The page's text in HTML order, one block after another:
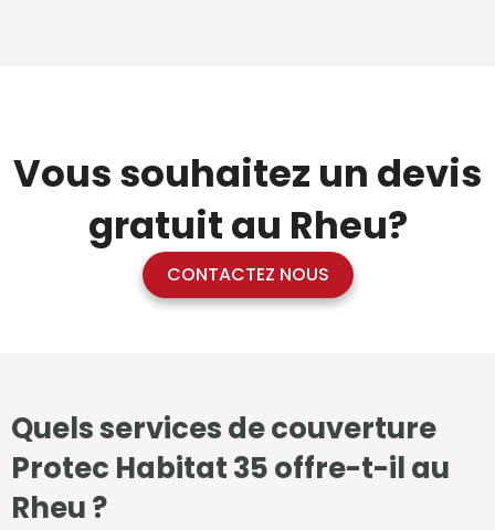
Vous souhaitez un devis
gratuit au Rheu?
CONTACTEZ NOUS
Quels services de couverture
Protec Habitat 35 offre-t-il au
Rheu ?